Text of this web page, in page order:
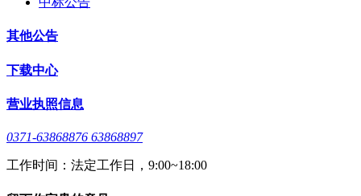
其他公告
下载中心
营业执照信息
0371-63868876 63868897
工作时间：法定工作日，9:00~18:00